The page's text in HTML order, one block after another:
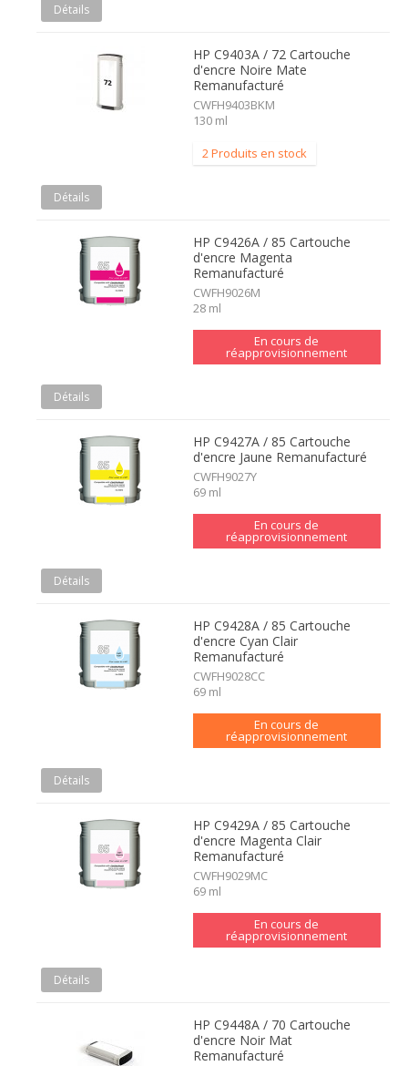
Détails
HP C9403A / 72 Cartouche
d'encre Noire Mate
Remanufacturé
CWFH9403BKM
130 ml
2 Produits en stock
Détails
HP C9426A / 85 Cartouche
d'encre Magenta
Remanufacturé
CWFH9026M
28 ml
En cours de
réapprovisionnement
Détails
HP C9427A / 85 Cartouche
d'encre Jaune Remanufacturé
CWFH9027Y
69 ml
En cours de
réapprovisionnement
Détails
HP C9428A / 85 Cartouche
d'encre Cyan Clair
Remanufacturé
CWFH9028CC
69 ml
En cours de
réapprovisionnement
Détails
HP C9429A / 85 Cartouche
d'encre Magenta Clair
Remanufacturé
CWFH9029MC
69 ml
En cours de
réapprovisionnement
Détails
HP C9448A / 70 Cartouche
d'encre Noir Mat
Remanufacturé